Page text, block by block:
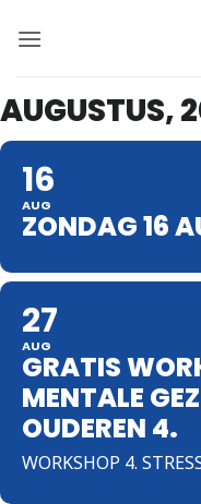
naar
AUGUSTUS,
16
AUG
ZONDAG 16
27
AUG
GRATIS
MENTALE
OUDEREN 4.
WORKSHOP 4.